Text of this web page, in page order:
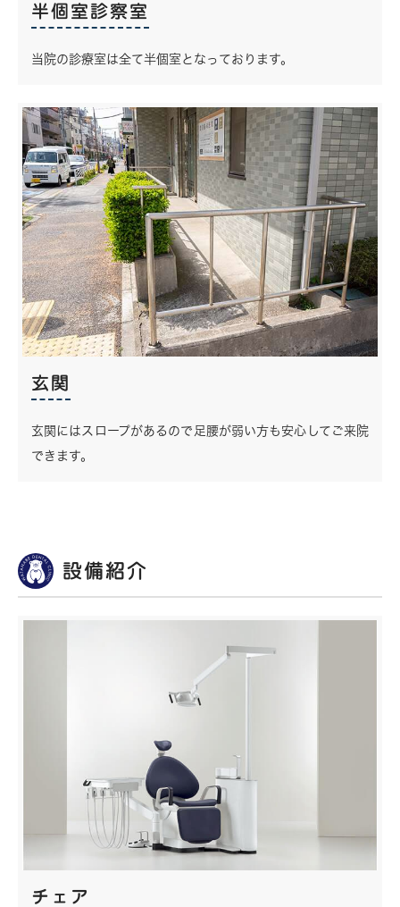
半個室診察室
当院の診療室は全て半個室となっております。
玄関
玄関にはスロープがあるので足腰が弱い方も安心してご来院
できます。
設備紹介
チェア